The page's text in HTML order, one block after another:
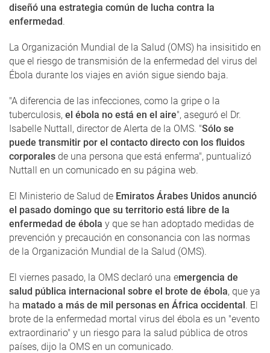
diseñó una estrategia común de lucha contra la
enfermedad.
La Organización Mundial de la Salud (OMS) ha insisitido en
que el riesgo de transmisión de la enfermedad del virus del
Ébola durante los viajes en avión sigue siendo baja.
"A diferencia de las infecciones, como la gripe o la
tuberculosis, el ébola no está en el aire", aseguró el Dr.
Isabelle Nuttall, director de Alerta de la OMS. "Sólo se
puede transmitir por el contacto directo con los fluidos
corporales de una persona que está enferma", puntualizó
Nuttall en un comunicado en su página web.
El Ministerio de Salud de Emiratos Árabes Unidos anunció
el pasado domingo que su territorio está libre de la
enfermedad de ébola y que se han adoptado medidas de
prevención y precaución en consonancia con las normas
de la Organización Mundial de la Salud (OMS).
El viernes pasado, la OMS declaró una emergencia de
salud pública internacional sobre el brote de ébola, que ya
ha matado a más de mil personas en África occidental. El
brote de la enfermedad mortal virus del ébola es un "evento
extraordinario" y un riesgo para la salud pública de otros
países, dijo la OMS en un comunicado.